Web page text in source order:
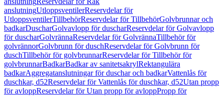
anslutningUtloppsventilerReservdelar för
UtloppsventilerTillbehörReservdelar för TillbehörGolvbrunnar och
badkarDuscharGolvavlopp för duscharReservdelar för Golvavlopp
för duscharGolvrännaReservdelar för GolvrännaTillbehör för
golvrännorGolvbrunn för duschReservdelar för Golvbrunn för
duschTillbehör för golvbrunnarReservdelar för Tillbehör för
golvbrunnarBadkarBadkar av sanitetsakrylRektangulära
badkarAggregatanslutningar för duschar och badkarVattenlås för
duschkar, d52Reservdelar för Vattenlås för duschkar, d52Utan propp
för avloppReservdelar för Utan propp för avloppPropp för